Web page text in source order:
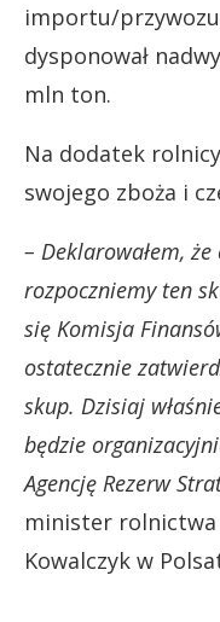
importu/
dysponował
mln ton.
Na dodatek
swojego zboża i
– Deklarowałem,
rozpoczniemy ten
się Komisja
ostatecznie
skup. Dzisiaj
będzie
Agencję Rezerw
minister
Kowalczyk w